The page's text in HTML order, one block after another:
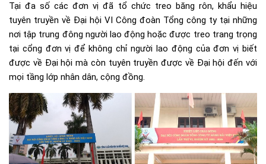
Tại đa số các đơn vị đã tổ chức treo băng rôn, khẩu hiệu
tuyên truyền về Đại hội VI Công đoàn Tổng công ty tại những
nơi tập trung đông người lao động hoặc được treo trang trọng
tại cổng đơn vị để không chỉ người lao động của đơn vị biết
được về Đại hội mà còn tuyên truyền được về Đại hội đến với
mọi tầng lớp nhân dân, cộng đồng.